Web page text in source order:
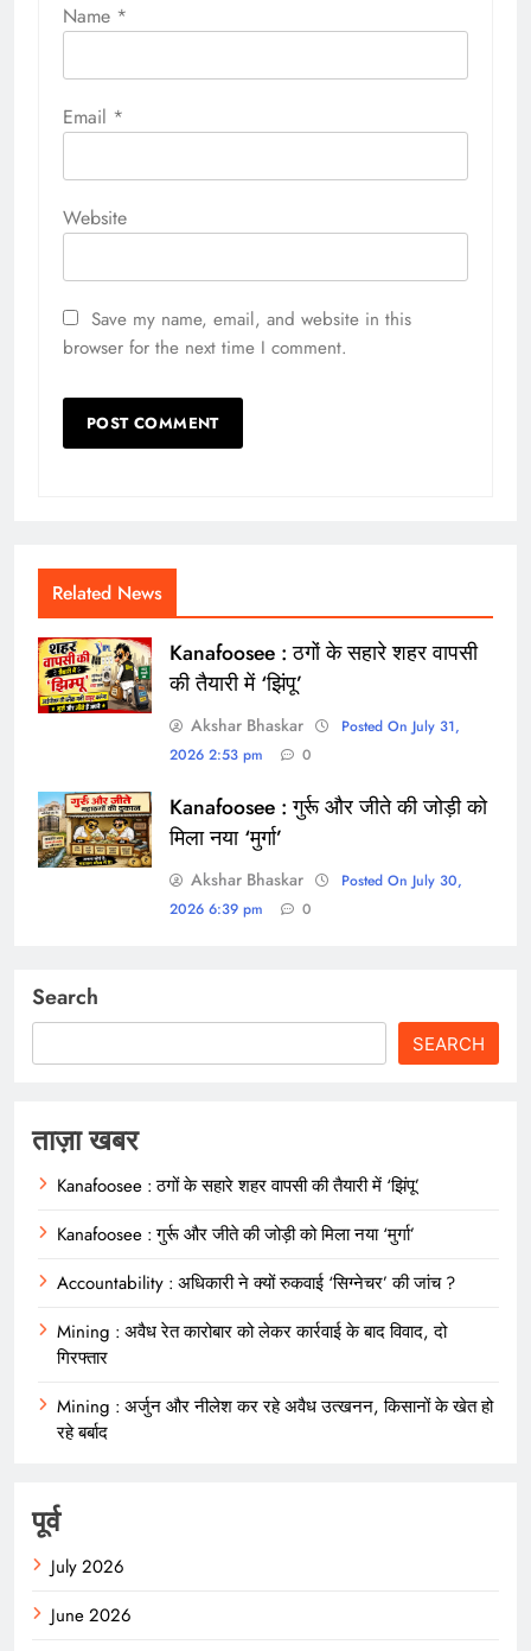
Name *
Email *
Website
Save my name, email, and website in this
browser for the next time I comment.
Related News
Kanafoosee : ठगों के सहारे शहर वापसी
की तैयारी में ‘झिंपू’
Akshar Bhaskar
Posted On July 31,
2026 2:53 pm
0
Kanafoosee : गुर्रू और जीते की जोड़ी को
मिला नया ‘मुर्गा’
Akshar Bhaskar
Posted On July 30,
2026 6:39 pm
0
Search
SEARCH
ताज़ा खबर
Kanafoosee : ठगों के सहारे शहर वापसी की तैयारी में ‘झिंपू’
Kanafoosee : गुर्रू और जीते की जोड़ी को मिला नया ‘मुर्गा’
Accountability : अधिकारी ने क्यों रुकवाई ‘सिग्नेचर’ की जांच ?
Mining : अवैध रेत कारोबार को लेकर कार्रवाई के बाद विवाद, दो
गिरफ्तार
Mining : अर्जुन और नीलेश कर रहे अवैध उत्खनन, किसानों के खेत हो
रहे बर्बाद
पूर्व
July 2026
June 2026